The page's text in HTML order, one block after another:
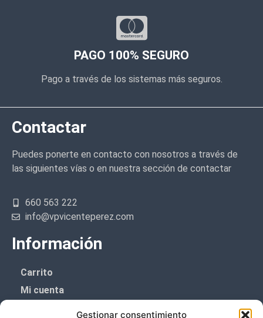
Gestionar consentimiento
PAGO 100% SEGURO
Pago a través de los sistemas más seguros.
Contactar
Puedes ponerte en contacto con nosotros a través de
las siguientes vías o en nuestra sección de contactar
660 563 222
info@vpvicenteperez.com
Información
Carrito
Mi cuenta